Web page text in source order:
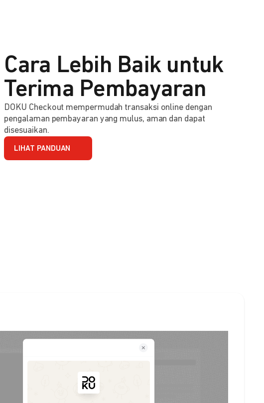
Cara Lebih Baik untuk
Terima Pembayaran
DOKU Checkout mempermudah transaksi online dengan
pengalaman pembayaran yang mulus, aman dan dapat
disesuaikan.
LIHAT PANDUAN